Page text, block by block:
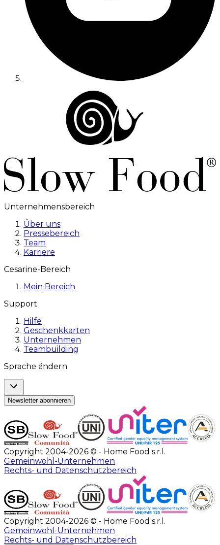
Unternehmensbereich
Über uns
Pressebereich
Team
Karriere
Cesarine-Bereich
Mein Bereich
Support
Hilfe
Geschenkkarten
Unternehmen
Teambuilding
Sprache ändern
Newsletter abonnieren
Copyright 2004-2026 © - Home Food s.r.l.
Gemeinwohl-Unternehmen
Rechts- und Datenschutzbereich
Copyright 2004-2026 © - Home Food s.r.l.
Gemeinwohl-Unternehmen
Rechts- und Datenschutzbereich